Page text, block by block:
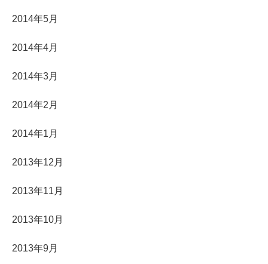
2014年5月
2014年4月
2014年3月
2014年2月
2014年1月
2013年12月
2013年11月
2013年10月
2013年9月